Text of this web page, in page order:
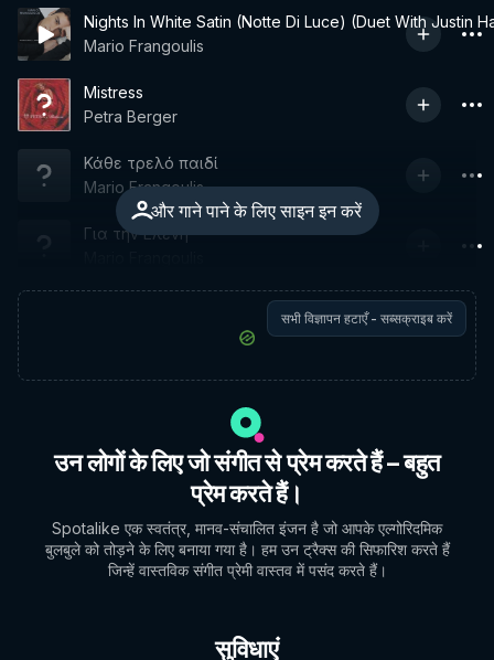
Nights In White Satin (Notte Di Luce) (Duet With Justin
Mario Frangoulis
Mistress
Petra Berger
और गाने पाने के लिए साइन इन करें
Κάθε τρελό παιδί
Mario Frangoulis
Για την Ελένη
सभी विज्ञापन हटाएँ - सब्सक्राइब करें
उन लोगों के लिए जो संगीत से प्रेम करते हैं – बहुत
प्रेम करते हैं।
Spotalike एक स्वतंत्र, मानव-संचालित इंजन है जो आपके एल्गोरिदमिक
बुलबुले को तोड़ने के लिए बनाया गया है। हम उन ट्रैक्स की सिफारिश करते हैं
जिन्हें वास्तविक संगीत प्रेमी वास्तव में पसंद करते हैं।
सुविधाएं